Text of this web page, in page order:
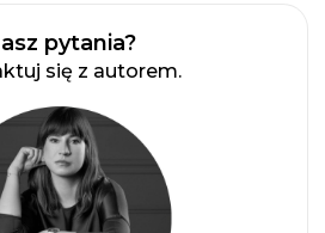
pytania?
się z autorem.